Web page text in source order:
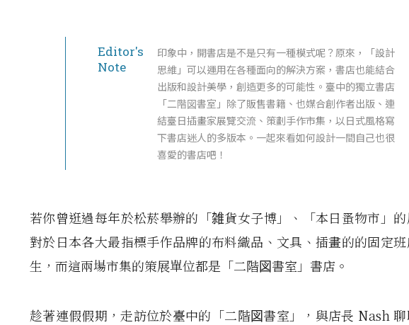
Editor's
Note
印象中，開書店是不是只有一種模式呢？原來，「設計
思維」可以運用在各種面向的解決方案，書店也能結合
出版和設計美學，創造更多的可能性。臺中的獨立書店
「二階図書室」除了販售書籍、也媒合創作者出版、連
結臺日插畫家展覽交流、策劃手作市集，以日式風格寫
下書店迷人的多版本。一起來看如何設計一間自己也很
喜愛的書店吧！
若你曾逛過每年於松菸舉辦的「雑貨女子博」、「本日蚤物市」
對於日本各大最指標手作品牌的布料織品、文具、插畫的的固定
生，而這兩場市集的策展單位都是「二階図書室」書店。
趁著連假假期，走訪位於臺中的「二階図書室」，與店長 Nash